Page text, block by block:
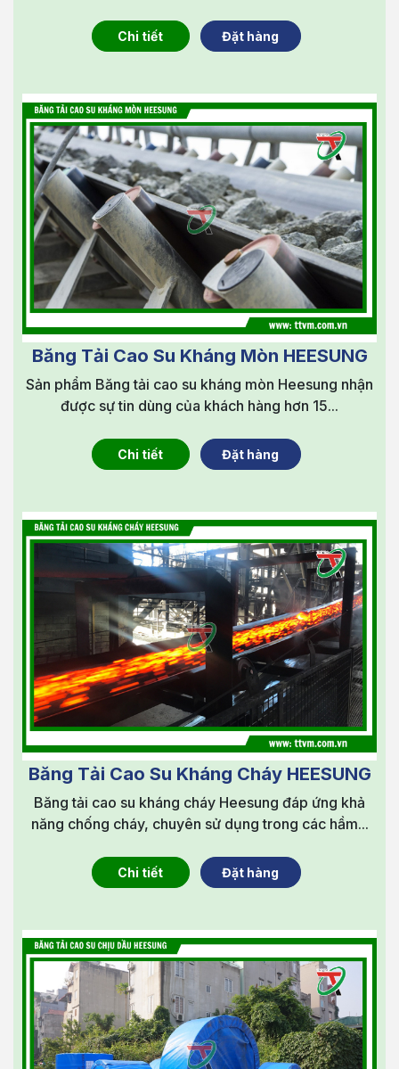
Chi tiết Đặt hàng
Băng Tải Cao Su Kháng Mòn HEESUNG
Sản phẩm Băng tải cao su kháng mòn Heesung nhận
được sự tin dùng của khách hàng hơn 15...
Chi tiết Đặt hàng
Băng Tải Cao Su Kháng Cháy HEESUNG
Băng tải cao su kháng cháy Heesung đáp ứng khả
năng chống cháy, chuyên sử dụng trong các hầm...
Chi tiết Đặt hàng